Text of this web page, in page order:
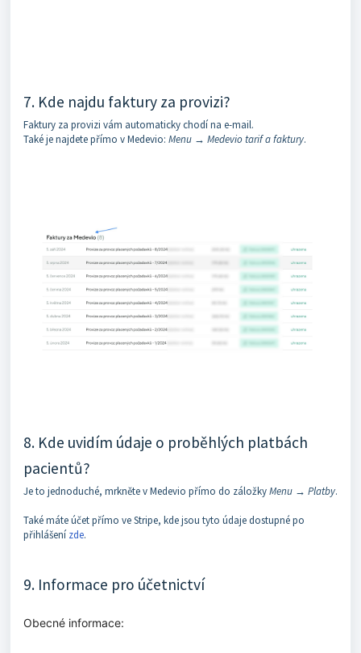
7. Kde najdu faktury za provizi?
Faktury za provizi vám automaticky chodí na e-mail.
Také je najdete přímo v Medevio: Menu → Medevio tarif a faktury.
8. Kde uvidím údaje o proběhlých platbách
pacientů?
Je to jednoduché, mrkněte v Medevio přímo do záložkyMenu → Platby.
Také máte účet přímo ve Stripe, kde jsou tyto údaje dostupné po
přihlášení zde.
9. Informace pro účetnictví
Obecné informace: